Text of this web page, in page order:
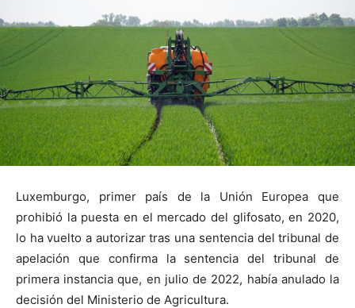
Luxemburgo, primer país de la Unión Europea que
prohibió la puesta en el mercado del glifosato, en 2020,
lo ha vuelto a autorizar tras una sentencia del tribunal de
apelación que confirma la sentencia del tribunal de
primera instancia que, en julio de 2022, había anulado la
decisión del Ministerio de Agricultura.